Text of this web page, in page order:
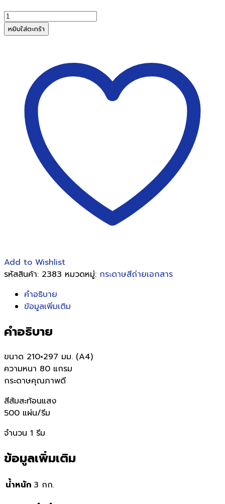
จำนวน
กระดาษ
ถ่าย
หยิบใส่ตะกร้า
Add to Wishlist
รหัสสินค้า: 2383 หมวดหมู่: กระดาษสีถ่ายเอกสาร
คำอธิบาย
ข้อมูลเพิ่มเติม
คำอธิบาย
ขนาด 210×297 มม. (A4)
ความหนา 80 แกรม
กระดาษคุณภาพดี
สีส้มสะท้อนแสง
500 แผ่น/รีม
จำนวน 1 รีม
ข้อมูลเพิ่มเติม
น้ำหนัก 3 กก.